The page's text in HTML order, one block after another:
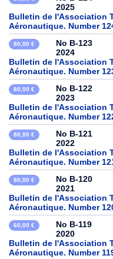
2025
Bulletin de l'Association
Aéronautique. Number
80,00 €
No B-123
2024
Bulletin de l'Association
Aéronautique. Number
80,00 €
No B-122
2023
Bulletin de l'Association
Aéronautique. Number
80,00 €
No B-121
2022
Bulletin de l'Association
Aéronautique. Number
80,00 €
No B-120
2021
Bulletin de l'Association
Aéronautique. Number
60,00 €
No B-119
2020
Bulletin de l'Association
Aéronautique. Number